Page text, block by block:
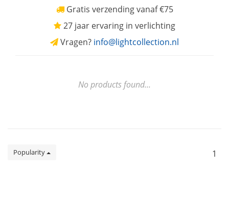
Gratis verzending vanaf €75
27 jaar ervaring in verlichting
Vragen? info@lightcollection.nl
No products found...
Popularity 1